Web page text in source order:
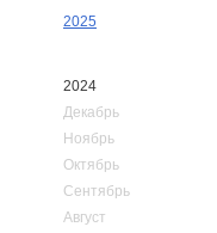
2025
2024
Декабрь
Ноябрь
Октябрь
Сентябрь
Август